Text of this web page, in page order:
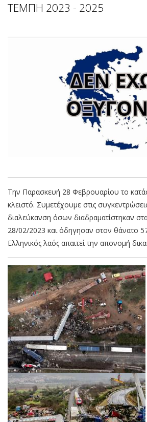
ΤΕΜΠΗ 2023 - 2025
Την Παρασκευή 28 Φεβρουαρίου το
κλειστό. Συμετέχουμε στις
διαλεύκανση όσων διαδραματίστηκαν
28/02/2023 και όδηγησαν στον θάνατο
Ελληνικός λαός απαιτεί την απονομή